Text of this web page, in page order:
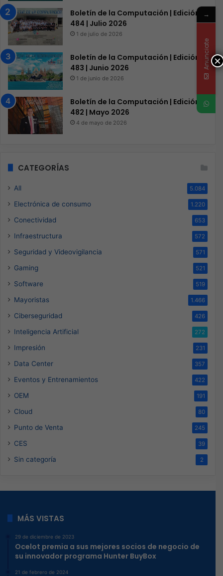
Boletín de la Computación | Edición
484 | Julio 2026
1 de julio de 2026
Boletín de la Computación | Edición
483 | Junio 2026
1 de junio de 2026
Boletín de la Computación | Edición
482 | Mayo 2026
4 de mayo de 2026
CATEGORÍAS
All 5.084
Electrónica de consumo 1.220
Conectividad 653
Infraestructura 572
Seguridad y Videovigilancia 571
Gaming 521
Software 519
Mayoristas 1.466
Ciberseguridad 426
Inteligencia Artificial 272
Impresión 231
Data Center 357
Eventos y Entrenamientos 422
OEM 191
Cloud 80
Punto de Venta 245
CES 39
Sin categoría 2
MÁS VISTAS
29 de diciembre de 2023
Ocelot premia a sus mejores socios de negocio de
su innovador programa Hunter BuyBox
21 de febrero de 2024
×
→
Anunciate